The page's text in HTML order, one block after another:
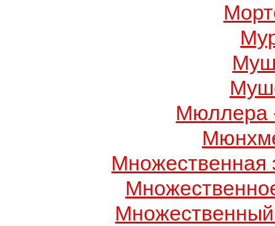
Мюллера
Множественная